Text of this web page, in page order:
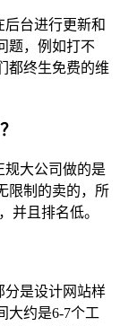
后台进行更新和
题，例如打不
都终生免费的维
规大公司做的是
限制的卖的，所
并且排名低。
分是设计网站样
大约是6-7个工